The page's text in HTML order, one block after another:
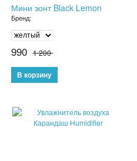
Мини зонт Black Lemon
Бренд:
990 1 200
SALE